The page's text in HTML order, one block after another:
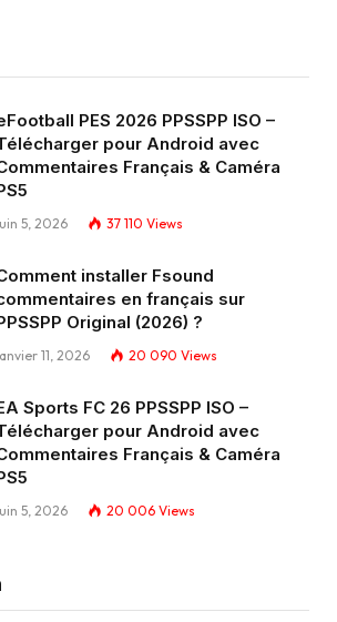
PES 2026 PPSSPP ISO –
pour Android avec
Français & Caméra
5, 2026 37 110 Views
installer Fsound
en français sur
Original (2026) ?
11, 2026 20 090 Views
Sports FC 26 PPSSPP ISO –
pour Android avec
Français & Caméra
5, 2026 20 006 Views